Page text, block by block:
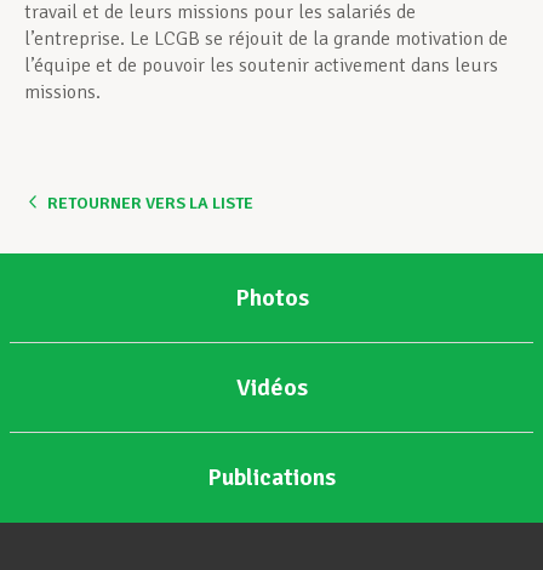
travail et de leurs missions pour les salariés de
l’entreprise. Le LCGB se réjouit de la grande motivation de
l’équipe et de pouvoir les soutenir activement dans leurs
missions.
RETOURNER VERS LA LISTE
Photos
Vidéos
Publications